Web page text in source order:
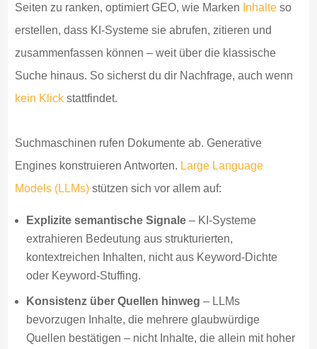
Seiten zu ranken, optimiert GEO, wie Marken Inhalte so
erstellen, dass KI-Systeme sie abrufen, zitieren und
zusammenfassen können – weit über die klassische
Suche hinaus. So sicherst du dir Nachfrage, auch wenn
kein Klick stattfindet.
Suchmaschinen rufen Dokumente ab. Generative
Engines konstruieren Antworten. Large Language
Models (LLMs) stützen sich vor allem auf:
Explizite semantische Signale – KI-Systeme
extrahieren Bedeutung aus strukturierten,
kontextreichen Inhalten, nicht aus Keyword-Dichte
oder Keyword-Stuffing.
Konsistenz über Quellen hinweg – LLMs
bevorzugen Inhalte, die mehrere glaubwürdige
Quellen bestätigen – nicht Inhalte, die allein mit hoher